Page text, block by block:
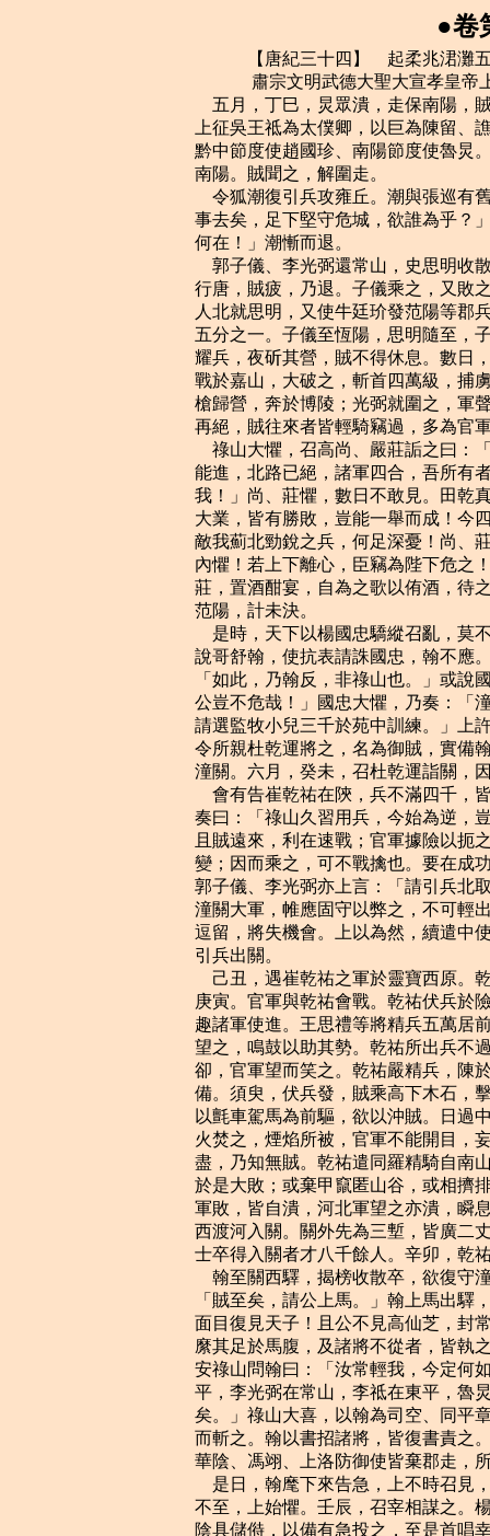
●卷
　　【唐紀三十四】　起柔兆涒灘五月，至九月，不滿一年。
    　　 肅宗文明武德大聖大宣孝皇帝上之下至德元年（丙申，公元七五六年）
    五月，丁巳，炅眾潰，走保南陽，賊就圍之。太常卿張□薦夷陵太守虢王巨有勇略，
上征吳王祗為太僕卿，以巨為陳留、譙郡太守、河南節度使，兼統嶺南節度使何履光、
黔中節度使趙國珍、南陽節度使魯炅。國珍，本牂柯夷也。戊辰，巨引兵自藍田出，趣
南陽。賊聞之，解圍走。
    令狐潮復引兵攻雍丘。潮與張巡有舊，於城下相勞苦如平生，潮因說巡曰：「天下
事去矣，足下堅守危城，欲誰為乎？」巡曰：「足下平生以忠義自許，今日之舉，忠義
何在！」潮慚而退。
    郭子儀、李光弼還常山，史思明收散卒數萬踵其後。子儀選驍騎更挑戰，三日，至
行唐，賊疲，乃退。子儀乘之，又敗之於沙河。蔡希德至洛陽，安祿山復使將步騎二萬
人北就思明，又使牛廷玠發范陽等郡兵萬餘人助思明，合五萬餘人，而同羅、曳落河居
五分之一。子儀至恆陽，思明隨至，子儀深溝高壘以待之；賊來則守，去則追之，晝則
耀兵，夜斫其營，賊不得休息。數日，子儀、光弼議曰。「賊倦矣，可以出戰。」壬午，
戰於嘉山，大破之，斬首四萬級，捕虜千餘人。思明墜馬，露髻跣足步走，至暮，杖折
槍歸營，奔於博陵；光弼就圍之，軍聲大振。於是河北十餘郡皆殺賊守將而降。漁陽路
再絕，賊往來者皆輕騎竊過，多為官軍所獲，將士家在漁陽者無不搖心。
    祿山大懼，召高尚、嚴莊詬之曰：「汝數年教我反，以為萬全。今守潼關，數月不
能進，北路已絕，諸軍四合，吾所有者止汴、鄭數州而已，萬全何在？汝自今勿來見
我！」尚、莊懼，數日不敢見。田乾真自關下來，為尚、莊說祿山曰：「自古帝王經營
大業，皆有勝敗，豈能一舉而成！今四方軍壘雖多，皆新募烏合之眾，未更行陳，豈能
敵我薊北勁銳之兵，何足深憂！尚、莊皆佐命元勳，陛下一旦絕之，使諸將聞之，誰不
內懼！若上下離心，臣竊為陛下危之！」祿山喜曰：「阿浩，汝能豁我心事。」即召尚、
莊，置酒酣宴，自為之歌以侑酒，待之如初。阿浩，乾真小字也。祿山議棄洛陽，走歸
范陽，計未決。
    是時，天下以楊國忠驕縱召亂，莫不切齒。又，祿山起兵以誅國忠為名，王思禮密
說哥舒翰，使抗表請誅國忠，翰不應。思禮又請以三十騎劫取以來，至潼關殺之。翰曰：
「如此，乃翰反，非祿山也。」或說國忠：「今朝廷重兵盡在翰手，翰若援旗西指，於
公豈不危哉！」國忠大懼，乃奏：「潼關大軍雖盛，而後無繼，萬一失利，京師可憂。
請選監牧小兒三千於苑中訓練。」上許之，使劍南軍將李福德等領之。又募萬人屯灞上，
令所親杜乾運將之，名為御賊，實備翰也。翰聞之，亦恐為國忠所圖，乃表請灞上軍隸
潼關。六月，癸未，召杜乾運詣關，因事斬之；國忠益懼。
    會有告崔乾祐在陝，兵不滿四千，皆羸弱無備，上遣使趣哥舒翰進兵復陝、洛。翰
奏曰：「祿山久習用兵，今始為逆，豈肯無備！是必羸師以誘我。若往，正墮其計中。
且賊遠來，利在速戰；官軍據險以扼之，利在堅守。況賊殘虐失眾，兵勢日蹙，將有內
變；因而乘之，可不戰擒也。要在成功，何必務速！今諸道徵兵尚多未集，請且待之。」
郭子儀、李光弼亦上言：「請引兵北取范阻，覆其巢穴，質賊黨妻子以招之，賊必內潰。
潼關大軍，帷應固守以弊之，不可輕出。」國忠疑翰謀己，言於上，以賊方無備，而翰
逗留，將失機會。上以為然，續遣中使趣之，項背相望。翰不得已，撫膺慟哭；丙戌，
引兵出關。
    己丑，遇崔乾祐之軍於靈寶西原。乾祐據險以待之，南薄山，北阻河，隘道七十裡。
庚寅。官軍與乾祐會戰。乾祐伏兵於險，翰與田良丘浮舟中流以觀軍勢，見乾祐兵少，
趣諸軍使進。王思禮等將精兵五萬居前，龐忠等將餘兵十萬繼之，翰以兵三萬登河北阜
望之，鳴鼓以助其勢。乾祐所出兵不過萬人，什什伍伍，散如列星，或疏或密，或前或
卻，官軍望而笑之。乾祐嚴精兵，陳於其後。兵既交，賊偃旗如欲遁者，官軍懈，不為
備。須臾，伏兵發，賊乘高下木石，擊殺士卒甚眾。道隘，士卒如束，槍槊不得用。翰
以氈車駕馬為前驅，欲以沖賊。日過中，東風暴急，乾祐以草車數十乘塞氈車之前，縱
火焚之，煙焰所被，官軍不能開目，妄自相殺，謂賊在煙中，聚弓弩而射之。日幕，矢
盡，乃知無賊。乾祐遣同羅精騎自南山過，出官軍之後擊之，官軍首尾駭亂，不知所備，
於是大敗；或棄甲竄匿山谷，或相擠排入河溺死，囂聲振天地，賊乘勝蹙之。後軍見前
軍敗，皆自潰，河北軍望之亦潰，瞬息間，兩岸皆空。翰獨與麾下百餘騎走，自首陽山
西渡河入關。關外先為三塹，皆廣二丈，深丈，人馬墜其中，須臾而滿；餘眾踐之以度，
士卒得入關者才八千餘人。辛卯，乾祐進攻潼關，克之。
    翰至關西驛，揭榜收散卒，欲復守潼關。蕃將火拔歸仁等以百餘騎圍驛，入謂翰曰：
「賊至矣，請公上馬。」翰上馬出驛，歸仁帥眾叩頭曰：「公以二十萬眾一戰棄之，何
面目復見天子！且公不見高仙芝，封常清乎？請公東行。」翰不可，欲下馬。歸仁以毛
縻其足於馬腹，及諸將不從者，皆執之以東。會賊將田乾真已至，遂降之，俱送洛陽。
安祿山問翰曰：「汝常輕我，今定何如？」翰伏地對曰：「臣肉眼不識聖人。今天下未
平，李光弼在常山，李祗在東平，魯炅在南陽，陛下留臣，使以尺書招之，不日皆下
矣。」祿山大喜，以翰為司空、同平章事。謂火拔歸仁曰：「汝叛主，不忠不義。」執
而斬之。翰以書招諸將，皆復書責之。祿山知無效，乃囚諸苑中。潼關既敗，於是河東、
華陰、馮翊、上洛防御使皆棄郡走，所在守兵皆散。
    是日，翰麾下來告急，上不時召見，但遣李福德等將監牧兵赴潼關。及暮，平安火
不至，上始懼。壬辰，召宰相謀之。楊國忠自以身領劍南，聞安祿山反，即令副使崔圓
陰具儲偫，以備有急投之，至是首唱幸蜀之策。上然之。癸巳，國忠集百官於朝堂，惶
懅流涕；問以策略，皆唯唯不對。國忠曰：「人告祿山反狀已十年，上下之信。今日之
事，非宰相之過。」仗下，士民掠擾奔走，不知所之，市裡蕭條。國忠使韓、虢入宮，
勸上入蜀。
    甲午，百官朝者什無一二。上御勤政樓，下制，雲欲親征，聞者皆莫之信。以京兆
尹魏方進為御史大夫兼置頓使；京兆少尹靈昌崔光遠為京兆尹，充西京留守；將軍邊令
誠掌宮闈管鑰。托以劍南節度大使穎王□將赴鎮，令本道設儲偫。是日，上移仗北內。
既夕，命龍武大將軍陳玄禮整比六軍，厚賜錢帛，選閒廄馬九百餘匹，外人皆莫之知。
乙未，黎明，上獨與貴妃姊妹、皇子、妃、主、皇孫、楊國忠、韋見素、魏方進、陳玄
禮及親近宦官、宮人出延秋門，妃、主、皇孫之在外者，皆委之而去。上過左藏，楊國
忠請焚之，曰：「無為賊守。」上愀然曰：「賊來不得，必更斂於百姓；不如與之，無
重困吾赤子。」是日，百官猶有入朝者，至宮門，猶聞漏聲，三衛立仗儼然。門既啟，
則宮人亂出，中外擾攘，不知上所之。於是王公、士民四出逃竄，山谷細民爭入宮禁及
王公第捨，盜取金寶，或乘驢上殿。又焚左藏大盈庫。崔光遠、邊令誠帥人救火，又募
人攝府、縣官分守之，殺十餘人，乃稍定。光遠遣其子東見祿山，令誠亦以管鑰獻之。
    上過便橋，楊國忠使人焚橋。上曰：「士庶各避賊求生，奈何絕其路！」留內侍監
高力士，使撲滅乃來。上遣宦者王洛卿前行，告諭郡縣置頓。食時，至鹹陽望賢宮，洛
卿與縣令俱逃，中使征召，吏民莫有應者。日向中，上猶未食，楊國忠自市胡餅以獻。
於是民爭獻Н飯，雜以麥豆；皇孫輩爭以手掬食之，須臾而盡，猶未能飽。上皆酬其直，
慰勞之。眾皆哭，上亦掩泣。有老父郭從謹進言曰：「祿山包藏禍心，固非一日；亦有
詣闕告其謀者，陛下往往誅之，使得逞其奸逆，致陛下播越。是以先王務延訪忠良以廣
聰明，蓋為此也。臣猶記宋璟為相，數進直言，天下賴以安平。自頃以來，在廷之臣以
言為諱，惟阿諛取容，是以闕門之外，陛下皆不得而知。草野之臣，必知有今日久矣，
但九重嚴邃，區區之心，無路上達。事不至此，臣何由得睹陛下之面而訴之乎！」上曰：
「此朕之不明，悔無所及！」慰諭而遣之。俄而尚食舉御膳以至，上命先賜從官，然後
食之。命軍士散詣村落求食，期未時皆集而行。夜將半，乃至金城。縣令亦逃，縣民皆
脫身走，飲食器皿具在，士卒得以自給。時從者多逃，內侍監袁思藝亦亡去，驛中無燈，
人相枕藉而寢，貴賤無以復分辨。王思禮自潼關至，始知哥舒翰被擒；以思禮為河西、
隴右節度使，即令赴鎮，收合散卒，以俟東討。
    丙申，至馬嵬驛，將士饑疲，皆憤怒。陳玄禮以禍由楊國忠，欲誅之，因東宮宦者
李輔國以告太子，太子未決。會吐蕃使者二十餘人遮國忠馬，訴以無食，國忠未及對，
軍士呼曰：「國忠與胡虜謀反！」或射之，中鞍。國忠走至西門內，軍士追殺之，屠割
支體，以槍揭其首於驛門外，並殺其子戶部侍郎暄及韓國、秦國夫人。御史大夫魏方進
曰：「汝曹何敢害宰相！」眾又殺之。韋見素聞亂而出，為亂兵所撾，腦血流地。眾曰：
「勿傷韋相公。」救之，得免。軍士圍驛，上聞諠譁，問外何事，左右以國忠反對。上
杖屨出驛門，慰勞軍士，令收隊，軍士不應。上使高力士問之，玄禮對曰：「國忠謀反，
貴妃不宜供奉，願陛下割恩正法。」上曰：「朕當自處之。」入門，倚杖傾首而立。久
之，京兆司錄韋諤前言曰：「今眾怒難犯，安危在晷刻，願陛下速決！」因叩頭流血。
上曰：「貴妃常居深宮，安知國忠反謀！」高力士曰：「貴妃誠無罪，然將士已殺國忠，
而貴妃在陛下左右，豈敢自安！願陛下審思之，將士安，則陛下安矣。」上乃命力士引
貴妃於佛堂，縊殺之。輿屍置驛庭，召玄禮等入視之。玄禮等乃免冑釋甲，頓首請罪，
上慰勞之，令曉諭軍士。玄禮等呼萬歲，再拜而出，於是始整部伍為行計。諤，見素之
子也。國忠妻裴柔與其幼子晞及虢國夫人、夫人子裴徽皆走，至陳倉，縣令薛景仙帥吏
士追捕，誅之。
    丁酉，上將發馬嵬，朝臣惟韋見素一人，乃以韋諤為御史中丞，充置頓使。將士皆
曰：「國忠謀反，其將吏皆在蜀，不可往。」或請之河、隴，或請之靈武，或請之太原，
或言還京師。上意在入蜀，慮違眾心，竟不言所向。韋諤曰：「還京，當有御賊之備。
今兵少，未易東向，不如且至扶風，徐圖去就。」上詢於眾，眾以為然，乃從之。及行，
父老皆遮道請留，曰：「宮闕，陛下家居，陵寢，陛下墳墓，今捨此，欲何之？」上為
之按轡久之，乃命太子於後宣慰父老。父老因曰：「至尊既不肯留，某等願帥子弟從殿
下東破賊，取長安。若殿下與至尊皆入蜀，使中原百姓誰為之主？」須臾，眾至數千人。
太子不可，曰：「至尊遠冒險阻，吾豈忍朝夕離左右。且吾尚未面辭，當還白至尊，更
稟進止。」涕泣，跋馬欲西。建寧王倓與李輔國執鞚諫曰：「逆胡犯闕，四海分崩，不
因人情，何以興復！今殿下從至尊入蜀，若賊兵燒絕棧道，則中原之地拱手授賊矣。人
情既離，不可復合，雖欲復至此，其可得乎！不如收西北守邊之兵，召郭、李於河北，
與之並力東討逆賊，克復二京，削平四海，使社稷危而復安，宗廟毀而更存，掃除宮禁
以迎至尊，豈非孝之大者乎！何必區區溫情，為兒女之戀乎！」廣平王人叔亦勸太子留。
父老共擁太子馬，不得行。太子乃使人叔馳白上。上總轡待太子，久不至，使人偵之，
還白狀，上曰：「天也！」乃命分後軍二千人及飛龍廄馬從太子，且諭將士曰：「太子
仁孝，可奉宗廟，汝曹善輔佐之。」又諭太子曰：「汝勉之，勿以吾為念。西北諸胡，
吾撫之素厚，汝必得其用。」太子南向號泣而已。又使送東宮內人於太子，且宣旨欲傳
位，太子不受。人叔、倓，皆太子之子也。
    己亥，上至岐山。或言賊前鋒且至，上遽過，宿扶風郡。士卒潛懷去就，往往流言
不遜，陳玄禮不能制，上患之。會成都貢春彩十餘萬匹，至扶風，上命悉陳之於庭，召
將士入，臨軒諭之曰：「朕比來衰耄，托任失人，致逆胡亂常，須遠避其鋒。知卿等皆
蒼猝從朕，不得別父母妻子，茇涉至此，勞苦至矣，朕甚愧之。蜀路阻長，郡縣褊小，
人馬眾多，或不能供，今聽卿等各還家，朕獨與子、孫、中官前行入蜀，亦足自達。今
日與卿等訣別，可共分此彩，以備資糧。若歸，見父母及長安父老，為朕致意，各好自
愛也！」因泣下沾襟。眾皆哭，曰：「臣等死生從陛下，不敢有貳。」上良久曰：「去
留聽卿。」自是流言始息。
    太子既留，未知所適。廣平王人叔曰：「日漸晏，此不可駐，眾欲何之？」皆莫對。
建寧王倓曰：「殿下昔嘗為朔方節度大使，將吏歲時致啟，倓略識其姓名。今河西、隴
右之眾皆敗降賊，父兄子弟多在賊中，或生異圖。朔方道近，士馬全盛，裴冕衣冠名族，
必無貳心。賊入長安方虜掠，未暇徇地，乘此速往就之，徐圖大舉，此上策也。□敝誚
栽唬骸吧疲　敝廖急⺶□遇潼菠貚敗卒，誤與之戰，死傷甚眾。已，乃收餘卒，擇渭水
淺處，乘馬涉渡；無馬者涕泣而返。太子自奉天北上，比至新平，通夜馳三百餘里，士
卒、器械失亡過半，所存之眾不過數百。新平太守薛羽棄郡走，太子斬之，是日，至安
定，太守徐□亦走，又斬之。
    庚子，以劍南節度留後崔圓為劍南節度等副大使。辛丑，上發扶風，宿陳倉。
    太子至烏氏，彭原太守李遵出迎，獻衣及糗糧。至彭原，募士，得數百人。是日，
至平涼，閱監牧馬，得數萬匹，又募士，得五百餘人，軍勢稍振。
    壬寅，上至散關，分扈從將士為六軍，使穎王□先行詣劍南。壽王瑁等分將六軍以
次之。丙午，上至河池郡。崔圓奉表迎車駕，具陳蜀土豐稔，甲兵全盛。上大悅，即日，
以圓為中書侍郎、同平章事，蜀郡長史如故。以隴西公瑀為漢中王、梁州都督、山南西
道采訪防御使。瑀，璡之弟也。
    王思禮至平涼，聞河西諸胡亂，還，詣行在。初，河西諸胡部落聞其都護皆從哥舒
翰沒於潼關，故爭自立，相攻擊；而都護實從翰在北岸，不死，又不與火拔歸仁俱降賊。
上乃以河西兵馬使周泌為河西節度使，隴右兵馬使彭元耀為隴右節度使，與都護思結進
明等俱之鎮，招其部落。以思禮為行在都知兵馬使。
    戊申，扶風民康景龍等自相帥擊賊所署宣慰使薛總，斬首二百餘級。庚戌，陳倉令
薛景仙殺賊守將，克扶風而守之。
    安祿山不意上遽西幸，遣使止崔乾祐兵留潼關，凡十日，乃遣孫孝哲將兵入長安，
以張通儒為西京留守，崔光遠為京兆尹；使安忠順將兵屯苑中，以鎮關中。孝哲為祿山
所寵任，尤用事，常與嚴莊爭權；祿山使監關中諸將，通儒等皆受制於孝哲。教哲豪侈，
果於殺戮，賊黨畏之。祿山命搜捕百官、宦者